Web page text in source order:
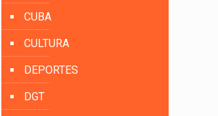
CUBA
CULTURA
DEPORTES
DGT